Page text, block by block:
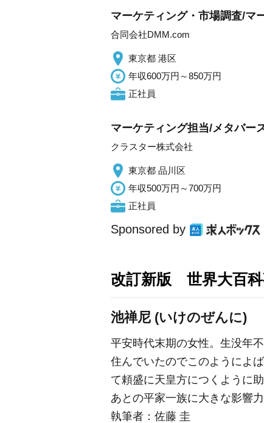
マーケティング・市場調査/マ
合同会社DMM.com
東京都 港区
年収600万円～850万円
正社員
マーケティング担当/メタバー
クラスター株式会社
東京都 品川区
年収500万円～700万円
正社員
Sponsored by
改訂新版 世界大百
池禅尼 (いけのぜんに)
平安時代末期の女性。生没年
住んでいたのでこのようによば
て頼盛に天皇方につくように
あとの平家一族に大きな影響力
執筆者： 佐藤 圭